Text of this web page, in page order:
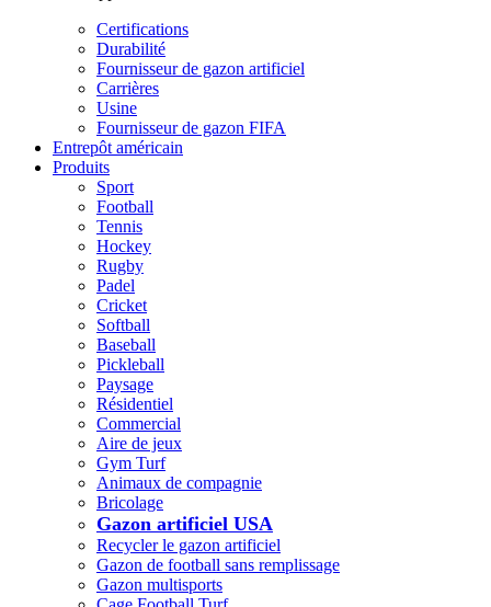
Certifications
Durabilité
Fournisseur de gazon artificiel
Carrières
Usine
Fournisseur de gazon FIFA
Entrepôt américain
Produits
Sport
Football
Tennis
Hockey
Rugby
Padel
Cricket
Softball
Baseball
Pickleball
Paysage
Résidentiel
Commercial
Aire de jeux
Gym Turf
Animaux de compagnie
Bricolage
Gazon artificiel USA
Recycler le gazon artificiel
Gazon de football sans remplissage
Gazon multisports